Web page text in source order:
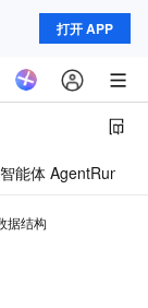
打开 APP
智能体 AgentRun
据结构